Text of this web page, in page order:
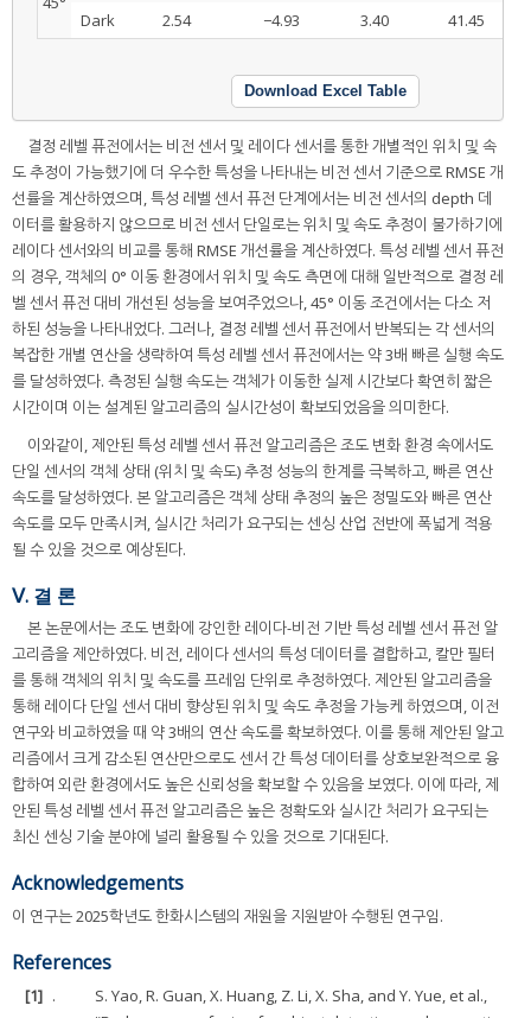
Dark
2.54 −4.93 3.40 41.45
Download Excel Table
결정 레벨 퓨전에서는 비전 센서 및 레이다 센서를 통한 개별적인 위치 및 속
도 추정이 가능했기에 더 우수한 특성을 나타내는 비전 센서 기준으로 RMSE 개
선률을 계산하였으며, 특성 레벨 센서 퓨전 단계에서는 비전 센서의 depth 데
이터를 활용하지 않으므로 비전 센서 단일로는 위치 및 속도 추정이 불가하기에
레이다 센서와의 비교를 통해 RMSE 개선률을 계산하였다. 특성 레벨 센서 퓨전
의 경우, 객체의 0° 이동 환경에서 위치 및 속도 측면에 대해 일반적으로 결정 레
벨 센서 퓨전 대비 개선된 성능을 보여주었으나, 45° 이동 조건에서는 다소 저
하된 성능을 나타내었다. 그러나, 결정 레벨 센서 퓨전에서 반복되는 각 센서의
복잡한 개별 연산을 생략하여 특성 레벨 센서 퓨전에서는 약 3배 빠른 실행 속도
를 달성하였다. 측정된 실행 속도는 객체가 이동한 실제 시간보다 확연히 짧은
시간이며 이는 설계된 알고리즘의 실시간성이 확보되었음을 의미한다.
이와같이, 제안된 특성 레벨 센서 퓨전 알고리즘은 조도 변화 환경 속에서도
단일 센서의 객체 상태 (위치 및 속도) 추정 성능의 한계를 극복하고, 빠른 연산
속도를 달성하였다. 본 알고리즘은 객체 상태 추정의 높은 정밀도와 빠른 연산
속도를 모두 만족시켜, 실시간 처리가 요구되는 센싱 산업 전반에 폭넓게 적용
될 수 있을 것으로 예상된다.
Ⅴ. 결 론
본 논문에서는 조도 변화에 강인한 레이다-비전 기반 특성 레벨 센서 퓨전 알
고리즘을 제안하였다. 비전, 레이다 센서의 특성 데이터를 결합하고, 칼만 필터
를 통해 객체의 위치 및 속도를 프레임 단위로 추정하였다. 제안된 알고리즘을
통해 레이다 단일 센서 대비 향상된 위치 및 속도 추정을 가능케 하였으며, 이전
연구와 비교하였을 때 약 3배의 연산 속도를 확보하였다. 이를 통해 제안된 알고
리즘에서 크게 감소된 연산만으로도 센서 간 특성 데이터를 상호보완적으로 융
합하여 외란 환경에서도 높은 신뢰성을 확보할 수 있음을 보였다. 이에 따라, 제
안된 특성 레벨 센서 퓨전 알고리즘은 높은 정확도와 실시간 처리가 요구되는
최신 센싱 기술 분야에 널리 활용될 수 있을 것으로 기대된다.
Acknowledgements
이 연구는 2025학년도 한화시스템의 재원을 지원받아 수행된 연구임.
References
[1] .
S. Yao, R. Guan, X. Huang, Z. Li, X. Sha, and Y. Yue, et al.,